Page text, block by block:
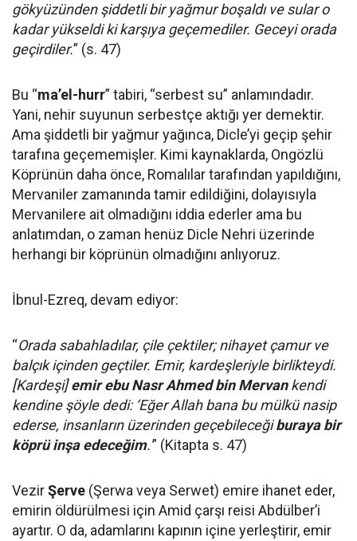
gökyüzünden şiddetli bir yağmur boşaldı ve sular o
kadar yükseldi ki karşıya geçemediler. Geceyi orada
geçirdiler.” (s. 47)
Bu “ma’el-hurr” tabiri, “serbest su” anlamındadır.
Yani, nehir suyunun serbestçe aktığı yer demektir.
Ama şiddetli bir yağmur yağınca, Dicle’yi geçip şehir
tarafına geçememişler. Kimi kaynaklarda, Ongözlü
Köprünün daha önce, Romalılar tarafından yapıldığını,
Mervaniler zamanında tamir edildiğini, dolayısıyla
Mervanilere ait olmadığını iddia ederler ama bu
anlatımdan, o zaman henüz Dicle Nehri üzerinde
herhangi bir köprünün olmadığını anlıyoruz.
İbnul-Ezreq, devam ediyor:
“Orada sabahladılar, çile çektiler; nihayet çamur ve
balçık içinden geçtiler. Emir, kardeşleriyle birlikteydi.
[Kardeşi]emir ebu Nasr Ahmed bin Mervankendi
kendine şöyle dedi: ‘Eğer Allah bana bu mülkü nasip
ederse, insanların üzerinden geçebileceğiburaya bir
köprü inşa edeceğim.'” (Kitapta s. 47)
VezirŞerve (Şerwa veya Serwet) emire ihanet eder,
emirin öldürülmesi için Amid çarşı reisi Abdülber’i
ayartır. O da, adamlarını kapının içine yerleştirir, emir